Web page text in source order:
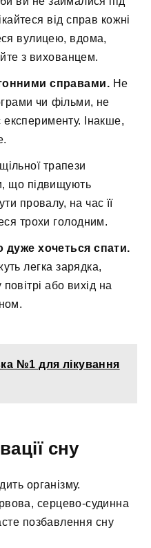
від справ кожні
вулицею, вдома,
з вихованцем.
справами.Не
чи фільми, не
експерименту. Інакше,
трапези
що підвищують
провалу, на час її
трохи голодним.
дуже хочеться спати.
легка зарядка,
або вихід на
№1 для лікування
сну
організму.
серцево-судинна
позбавлення сну